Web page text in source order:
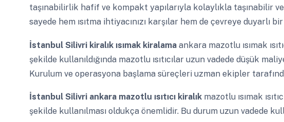
taşınabilirlik hafif ve kompakt yapılarıyla kolaylıkla taşınabilir
sayede hem ısıtma ihtiyacınızı karşılar hem de çevreye duyarlı
İstanbul Silivri kiralık ısımak kiralama ankara mazotlu ısımak
şekilde kullanıldığında mazotlu ısıtıcılar uzun vadede düşük
Kurulum ve operasyona başlama süreçleri uzman ekipler
İstanbul Silivri ankara mazotlu ısıtıcı kiralık mazotlu ısımak
şekilde kullanılması oldukça önemlidir. Bu durum uzun vadede